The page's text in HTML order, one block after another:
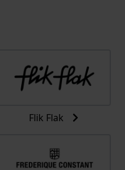
Flik Flak